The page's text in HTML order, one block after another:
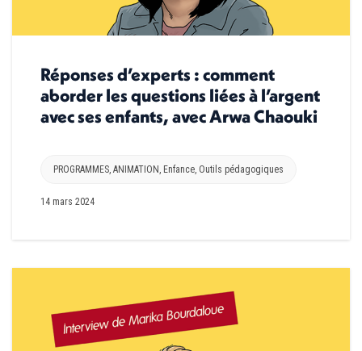
Réponses d’experts : comment
aborder les questions liées à l’argent
avec ses enfants, avec Arwa Chaouki
PROGRAMMES, ANIMATION , Enfance, Outils pédagogiques
14 mars 2024